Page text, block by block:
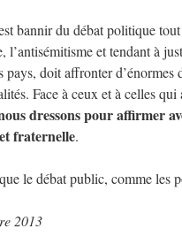
bannir du débat politique
l’antisémitisme et tendant à
pays, doit affronter
Face à ceux et à celles
dressons pour affirmer
fraternelle.
le débat public, comme les
2013